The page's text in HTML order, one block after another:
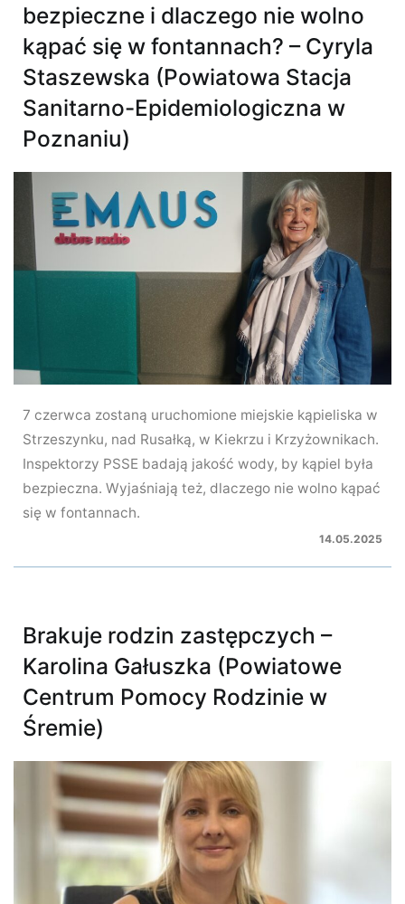
bezpieczne i dlaczego nie wolno
kąpać się w fontannach? – Cyryla
Staszewska (Powiatowa Stacja
Sanitarno-Epidemiologiczna w
Poznaniu)
7 czerwca zostaną uruchomione miejskie kąpieliska w
Strzeszynku, nad Rusałką, w Kiekrzu i Krzyżownikach.
Inspektorzy PSSE badają jakość wody, by kąpiel była
bezpieczna. Wyjaśniają też, dlaczego nie wolno kąpać
się w fontannach.
14.05.2025
Brakuje rodzin zastępczych –
Karolina Gałuszka (Powiatowe
Centrum Pomocy Rodzinie w
Śremie)